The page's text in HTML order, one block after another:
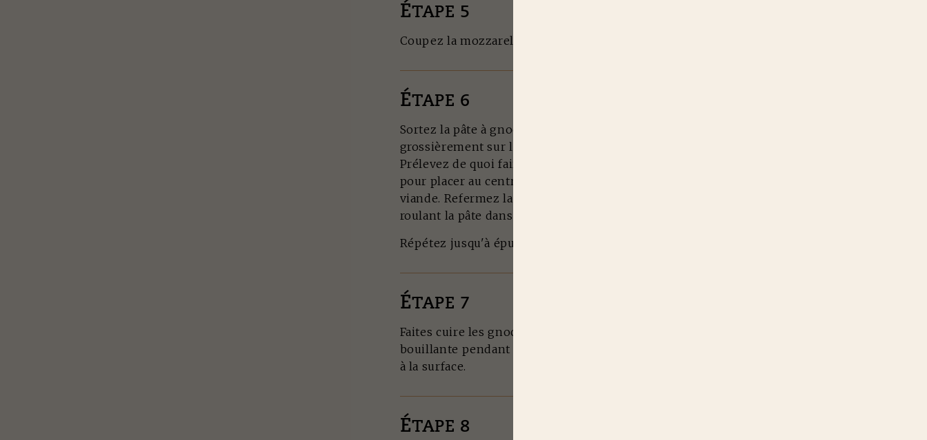
ÉTAPE 5
Coupez la mozzarella en morceaux.
ÉTAPE 6
Sortez la pâte à gnocchis du réfrigérateur, puis étalez-la
grossièrement sur le plan de travail avec un peu de farine.
Prélevez de quoi faire des boules de 3 cm environ, étirez la pâte
pour placer au centre un morceau de mozzarella et un peu de
viande. Refermez la boule sur la garniture en pinçant puis en
roulant la pâte dans les mains pour former des boudins.
Répétez jusqu'à épuisement des ingrédients.
ÉTAPE 7
Faites cuire les gnocchis dans une grande casserole d'eau
bouillante pendant quelques minutes jusqu'à ce qu'ils remontent
à la surface.
ÉTAPE 8